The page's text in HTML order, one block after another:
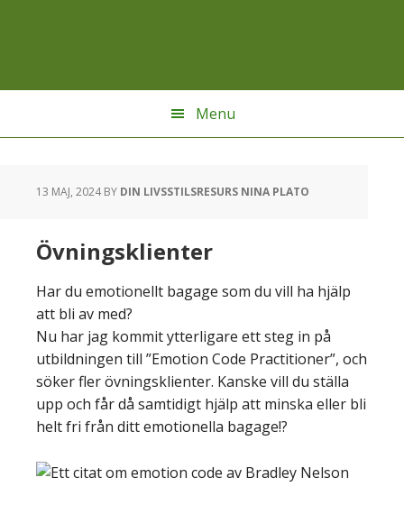
Menu
13 MAJ, 2024BY DIN LIVSSTILSRESURS NINA PLATO
Övningsklienter
Har du emotionellt bagage som du vill ha hjälp
att bli av med?
Nu har jag kommit ytterligare ett steg in på
utbildningen till ”Emotion Code Practitioner”, och
söker fler övningsklienter. Kanske vill du ställa
upp och får då samtidigt hjälp att minska eller bli
helt fri från ditt emotionella bagage!?